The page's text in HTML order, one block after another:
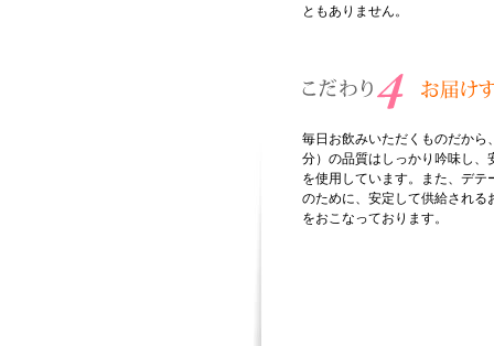
ともありません。
毎日お飲みいただくものだから
分）の品質はしっかり吟味し、
を使用しています。また、デ
のために、安定して供給される
をおこなっております。